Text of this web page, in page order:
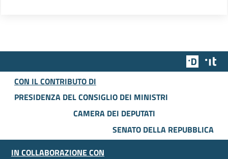
Team
CON IL CONTRIBUTO DI
PRESIDENZA DEL CONSIGLIO DEI MINISTRI
CAMERA DEI DEPUTATI
SENATO DELLA REPUBBLICA
IN COLLABORAZIONE CON